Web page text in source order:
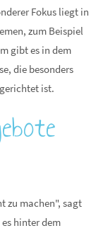
Fokus liegt in
zum Beispiel
gibt es in dem
die besonders
ist.
zu machen", sagt
hinter dem